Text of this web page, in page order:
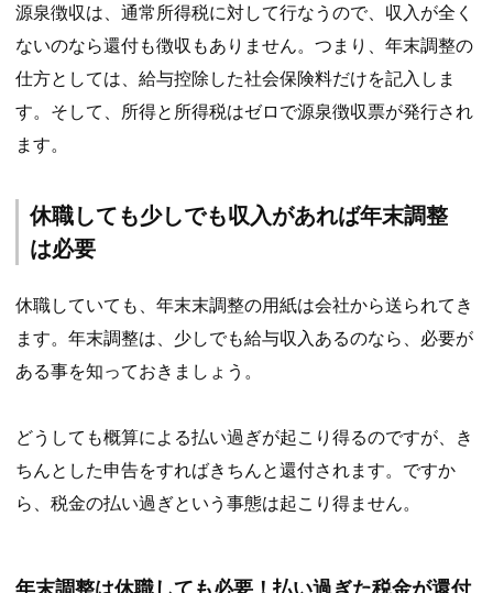
源泉徴収は、通常所得税に対して行なうので、収入が全く
ないのなら還付も徴収もありません。つまり、年末調整の
仕方としては、給与控除した社会保険料だけを記入しま
す。そして、所得と所得税はゼロで源泉徴収票が発行され
ます。
休職しても少しでも収入があれば年末調整
は必要
休職していても、年末末調整の用紙は会社から送られてき
ます。年末調整は、少しでも給与収入あるのなら、必要が
ある事を知っておきましょう。
どうしても概算による払い過ぎが起こり得るのですが、き
ちんとした申告をすればきちんと還付されます。ですか
ら、税金の払い過ぎという事態は起こり得ません。
年末調整は休職しても必要！払い過ぎた税金が還付